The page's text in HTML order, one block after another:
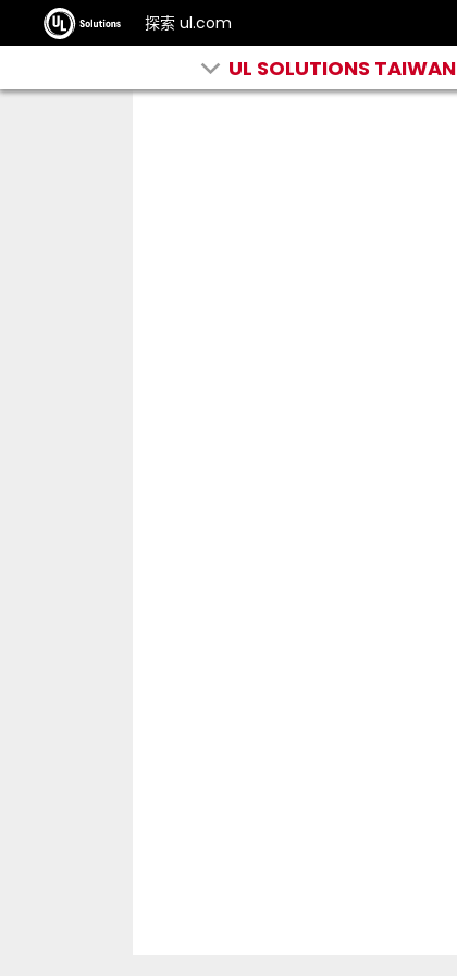
探索 ul.com
UL SOLUTIONS TAIWAN